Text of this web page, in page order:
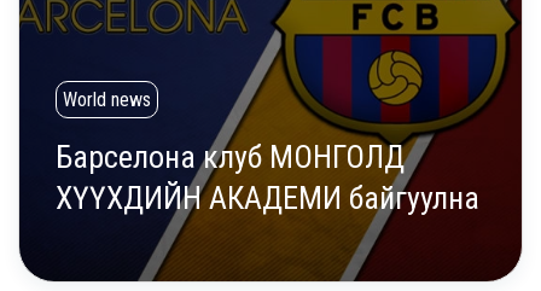
World news
Барселона клуб МОНГОЛД
ХҮҮХДИЙН АКАДЕМИ байгуулна